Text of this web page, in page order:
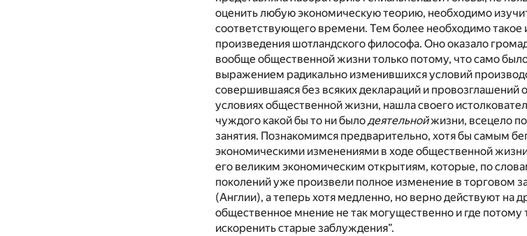
оценить любую экономическую теорию, необходимо
соответствующего времени. Тем более необходимо такое
произведения шотландского философа. Оно оказало
вообще общественной жизни только потому, что само
выражением радикально изменившихся условий
совершившаяся без всяких деклараций и провозглашений
условиях общественной жизни, нашла своего
чуждого какой бы то ни былодеятельнойжизни, всецело
занятия. Познакомимся предварительно, хотя бы самым
экономическими изменениями в ходе общественной
его великим экономическим открытиям, которые, по
поколений уже произвели полное изменение в торговом
(Англии), а теперь хотя медленно, но верно действуют на
общественное мнение не так могущественно и где потому
искоренить старые заблуждения”.